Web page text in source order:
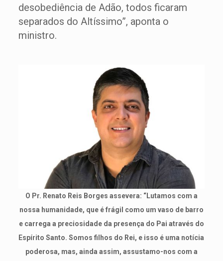
desobediência de Adão, todos ficaram
separados do Altíssimo”, aponta o
ministro.
O Pr. Renato Reis Borges assevera: “Lutamos com a
nossa humanidade, que é frágil como um vaso de barro
e carrega a preciosidade da presença do Pai através do
Espírito Santo. Somos filhos do Rei, e isso é uma notícia
poderosa, mas, ainda assim, assustamo-nos com a